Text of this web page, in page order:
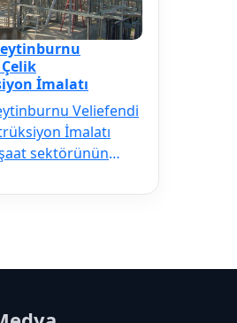
İmalatı
Veliefendi
İmalatı
sektörünün